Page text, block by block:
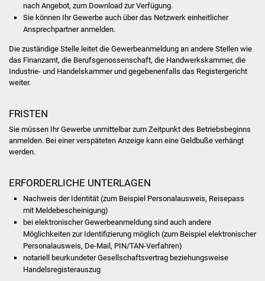
NETZMonitor
Gesundheit und Notfall
Ärzte und Apotheken
Hitzewarnung / UV-
Index
Bürgerbus (MOBS)
Abfall und Entsorgung
Kultur & Freizeit
nach Angebot, zum Download zur Verfügung.
Sie können Ihr Gewerbe auch über das Netzwerk einheitlicher
Ansprechpartner anmelden.
Die zuständige Stelle leitet die Gewerbeanmeldung an andere Stellen wie
das Finanzamt, die Berufsgenossenschaft, die Handwerkskammer, die
Industrie- und Handelskammer und gegebenenfalls das Registergericht
weiter.
FRISTEN
Sie müssen Ihr Gewerbe unmittelbar zum Zeitpunkt des Betriebsbeginns
anmelden. Bei einer verspäteten Anzeige kann eine Geldbuße verhängt
werden.
ERFORDERLICHE UNTERLAGEN
Nachweis der Identität (zum Beispiel Personalausweis, Reisepass
mit Meldebescheinigung)
bei elektronischer Gewerbeanmeldung sind auch andere
Möglichkeiten zur Identifizierung möglich (zum Beispiel elektronischer
Personalausweis, De-Mail, PIN/TAN-Verfahren)
notariell beurkundeter Gesellschaftsvertrag beziehungsweise
Handelsregisterauszug